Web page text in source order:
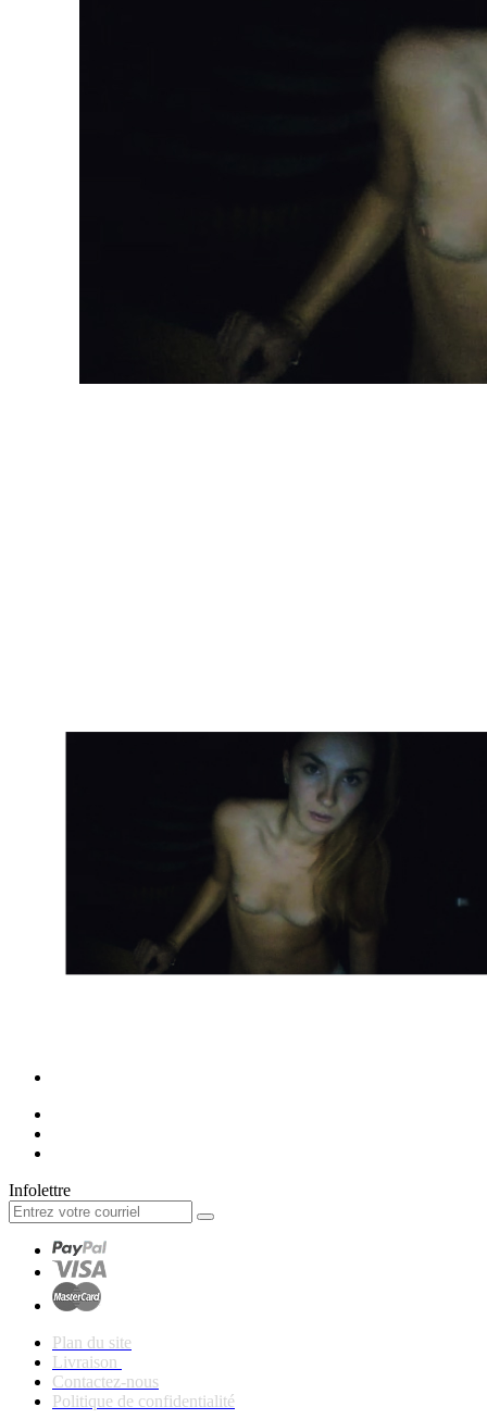
Infolettre
Plan du site
Livraison
Contactez-nous
Politique de confidentialité